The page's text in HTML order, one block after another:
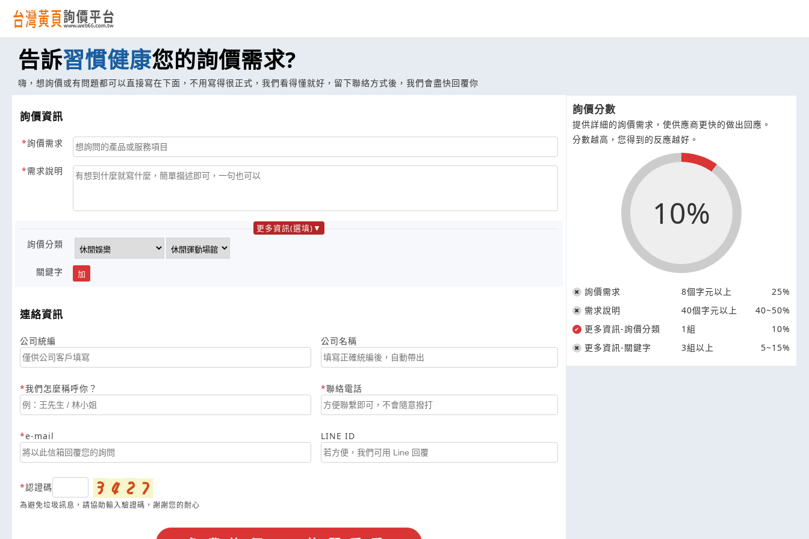
告訴習慣健康您的詢價需求?
嗨，想詢價或有問題都可以直接寫在下面，不用寫得很正式，我們看得懂就好，留下聯絡方式後，我們會盡快回覆你
詢價資訊
詢價需求
需求說明
更多資訊(選填)
詢價分類
關鍵字 加
連絡資訊
公司統編 公司名稱
我們怎麼稱呼你？ 聯絡電話
e-mail LINE ID
認證碼
為避免垃圾訊息，請協助輸入驗證碼，謝謝您的耐心
詢價分數
提供詳細的詢價需求，使供應商更快的做出回應。
分數越高，您得到的反應越好。
10%
詢價需求 8個字元以上
25%
需求說明
40個字元以上
40~50%
更多資訊-詢價分類
1組
10%
更多資訊-關鍵字
3組以上 5~15%